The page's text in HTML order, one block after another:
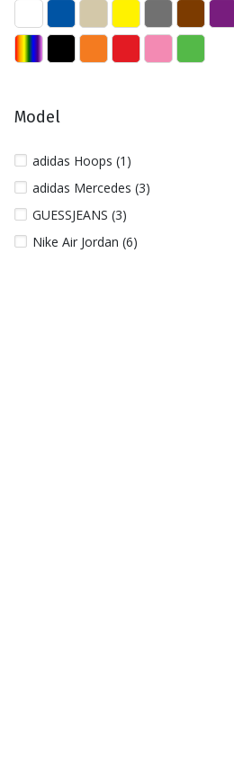
Model
adidas Hoops (1)
adidas Mercedes (3)
GUESSJEANS (3)
Nike Air Jordan (6)